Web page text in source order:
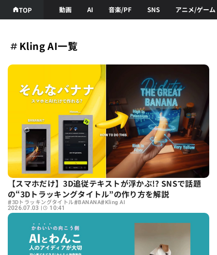
TOP 動画 AI 音楽/PF SNS アニメ/ゲーム
Kling AI一覧
【スマホだけ】3D追従テキストが浮かぶ!? SNSで話題
の“3Dトラッキングタイトル”の作り方を解説
#3Dトラッキングタイトル#BANANA#Kling AI
2026.07.03 10:41